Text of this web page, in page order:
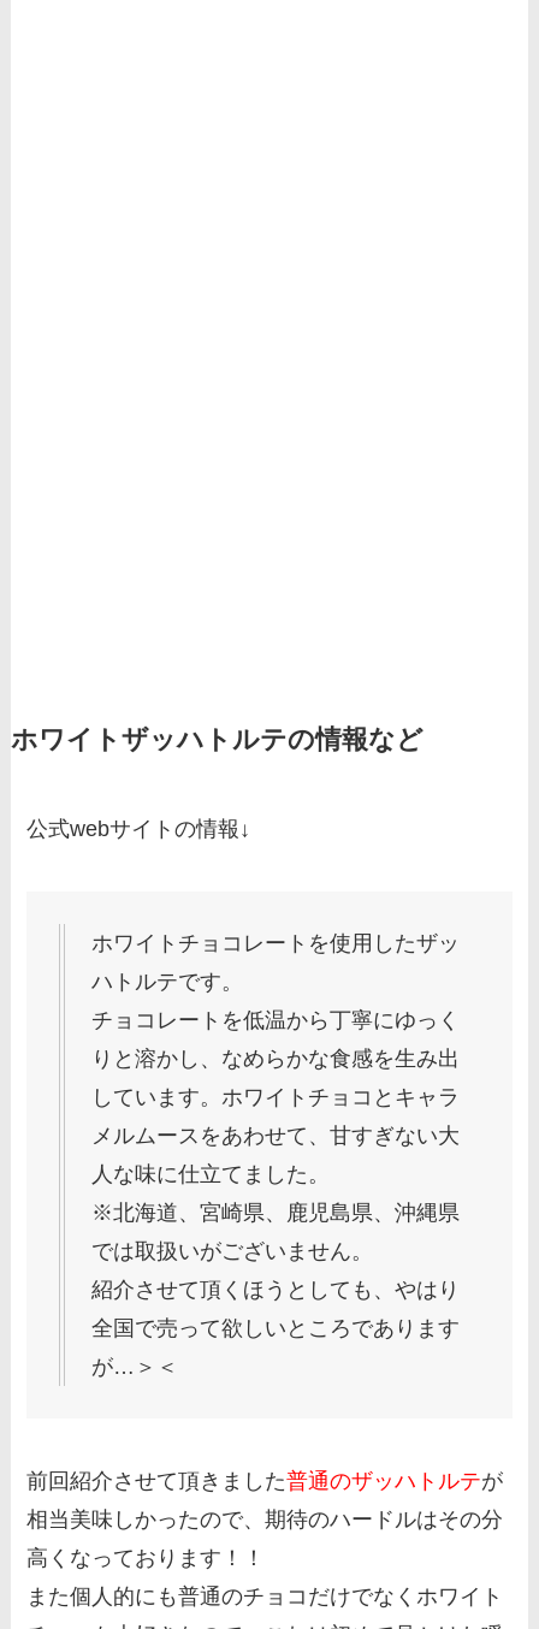
ホワイトザッハトルテの情報など
公式webサイトの情報↓
ホワイトチョコレートを使用したザッ
ハトルテです。
チョコレートを低温から丁寧にゆっく
りと溶かし、なめらかな食感を生み出
しています。ホワイトチョコとキャラ
メルムースをあわせて、甘すぎない大
人な味に仕立てました。
※北海道、宮崎県、鹿児島県、沖縄県
では取扱いがございません。
紹介させて頂くほうとしても、やはり
全国で売って欲しいところであります
が…＞＜
前回紹介させて頂きました普通のザッハトルテが
相当美味しかったので、期待のハードルはその分
高くなっております！！
また個人的にも普通のチョコだけでなくホワイト